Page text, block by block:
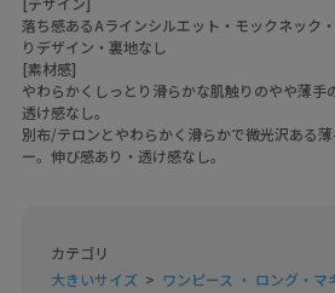
落ち感あるAラインシルエット・モックネック
りデザイン・裏地なし
[素材感]
やわらかくしっとり滑らかな肌触りのやや薄手
透け感なし。
別布/テロンとやわらかく滑らかで微光沢ある
ー。伸び感あり・透け感なし。
カテゴリ
大きいサイズ
ワンピース ・ ロング・マ